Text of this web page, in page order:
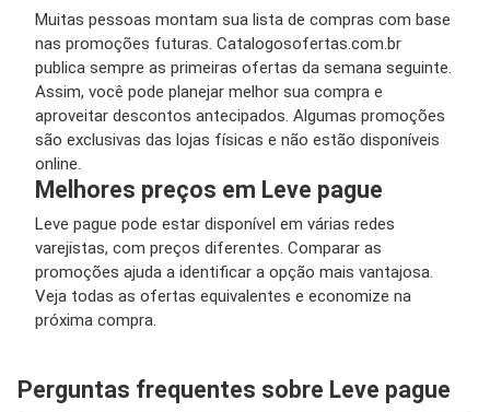
Muitas pessoas montam sua lista de compras com base
nas promoções futuras. Catalogosofertas.com.br
publica sempre as primeiras ofertas da semana seguinte.
Assim, você pode planejar melhor sua compra e
aproveitar descontos antecipados. Algumas promoções
são exclusivas das lojas físicas e não estão disponíveis
online.
Melhores preços em Leve pague
Leve pague pode estar disponível em várias redes
varejistas, com preços diferentes. Comparar as
promoções ajuda a identificar a opção mais vantajosa.
Veja todas as ofertas equivalentes e economize na
próxima compra.
Perguntas frequentes sobre Leve pague